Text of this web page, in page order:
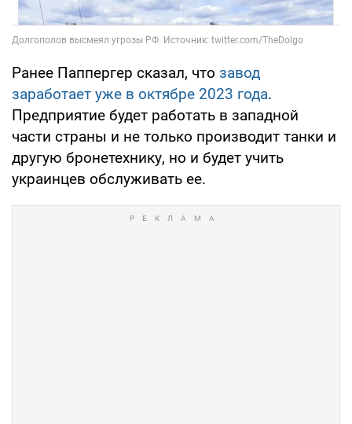
Ранее Паппергер сказал, что завод
заработает уже в октябре 2023 года.
Предприятие будет работать в западной
части страны и не только производит танки и
другую бронетехнику, но и будет учить
украинцев обслуживать ее.